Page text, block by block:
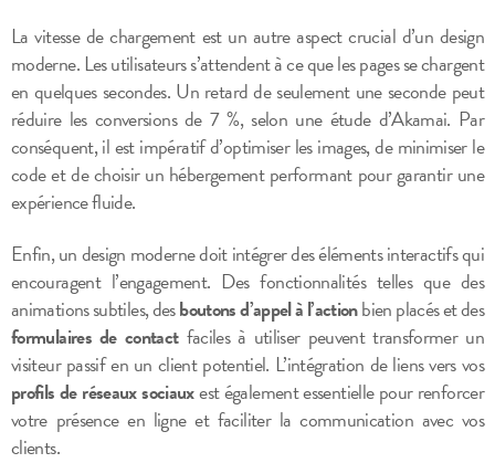
La vitesse de chargement est un autre aspect crucial d’un design
moderne. Les utilisateurs s’attendent à ce que les pages se chargent
en quelques secondes. Un retard de seulement une seconde peut
réduire les conversions de 7 %, selon une étude d’Akamai. Par
conséquent, il est impératif d’optimiser les images, de minimiser le
code et de choisir un hébergement performant pour garantir une
expérience fluide.
Enfin, un design moderne doit intégrer des éléments interactifs qui
encouragent l’engagement. Des fonctionnalités telles que des
animations subtiles, desboutons d’appel à l’actionbien placés et des
formulaires de contactfaciles à utiliser peuvent transformer un
visiteur passif en un client potentiel. L’intégration de liens vers vos
profils de réseaux sociauxest également essentielle pour renforcer
votre présence en ligne et faciliter la communication avec vos
clients.